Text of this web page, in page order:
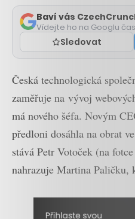
Baví vás
Vídejte ho na Googlu
Sledovat
Česká technologická
zaměřuje na vývoj
má nového šéfa. Novým
předloni dosáhla na obrat
stává Petr Votoček (na
nahrazuje Martina Paličku,